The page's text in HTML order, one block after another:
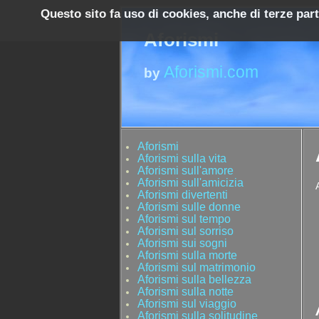
Questo sito fa uso di cookies, anche di terze
Aforismi
by Aforismi.com
Aforismi
Aforismi sulla vita
Aforismi sull'amore
Aforismi sull'amicizia
Aforismi divertenti
Aforismi sulle donne
Aforismi sul tempo
Aforismi sul sorriso
Aforismi sui sogni
Aforismi sulla morte
Aforismi sul matrimonio
Aforismi sulla bellezza
Aforismi sulla notte
Aforismi sul viaggio
Aforismi sulla solitudine